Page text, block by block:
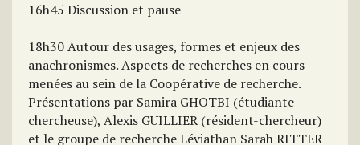
16h45 Discussion et pause
18h30 Autour des usages, formes et enjeux des
anachronismes. Aspects de recherches en cours
menées au sein de la Coopérative de recherche.
Présentations par Samira GHOTBI (étudiante-
chercheuse), Alexis GUILLIER (résident-chercheur)
et le groupe de recherche Léviathan Sarah RITTER